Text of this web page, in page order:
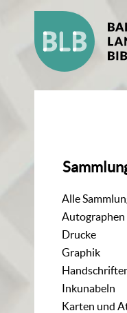
Alle
Autographen
Drucke
Graphik
Inkunabeln
Karten und